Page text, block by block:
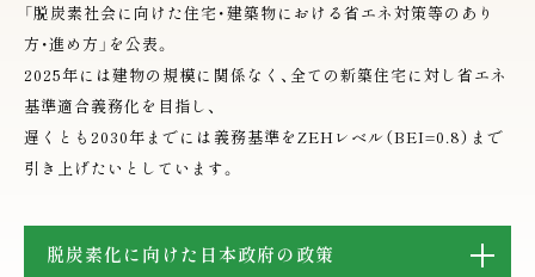
「脱炭素社会に向けた住宅・建築物における省エネ対策等のあり
方・進め方」を公表。
2025年には建物の規模に関係なく、全ての新築住宅に対し省エネ
基準適合義務化を目指し、
遅くとも2030年までには義務基準をZEHレベル（BEI=0.8）まで
引き上げたいとしています。
脱炭素化に向けた日本政府の政策